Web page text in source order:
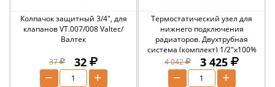
Колпачок защитный 3/4", для
клапанов VT.007/008 Valtec/
Валтек
37 32
+
−
Термостатический узел для
нижнего подключения
радиаторов. Двухтрубная
система (комплект) 1/2"х100%
Valtec/Валтек
4 042 3 425
+
−